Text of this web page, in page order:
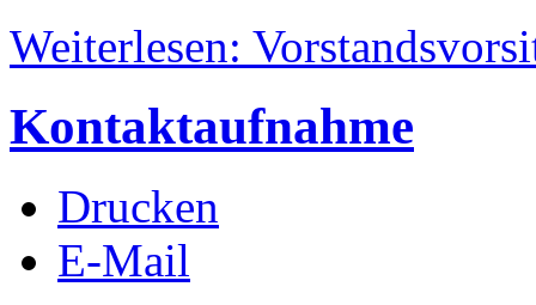
Weiterlesen:
Kontaktaufnahme
Drucken
E-Mail